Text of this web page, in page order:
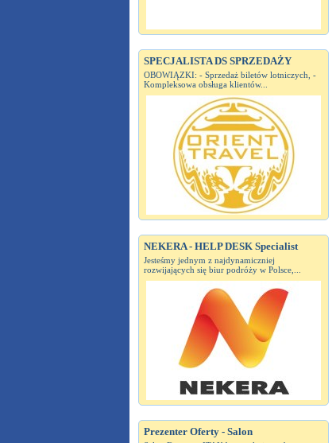
SPECJALISTA DS SPRZEDAŻY
OBOWIĄZKI: - Sprzedaż biletów lotniczych, -
Kompleksowa obsługa klientów...
NEKERA - HELP DESK Specialist
Jesteśmy jednym z najdynamiczniej
rozwijających się biur podróży w Polsce,...
Prezenter Oferty - Salon